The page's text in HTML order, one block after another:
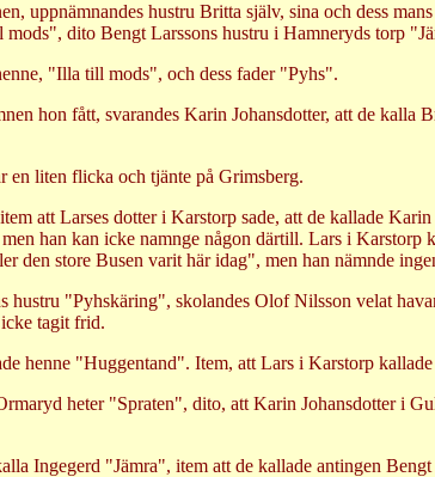
uppnämnandes hustru Britta själv, sina och dess
dito Bengt Larssons hustru i Hamneryds torp
"Illa till mods", och dess fader "Pyhs".
hon fått, svarandes Karin Johansdotter, att de
en liten flicka och tjänte på Grimsberg.
att Larses dotter i Karstorp sade, att de kallade
han kan icke namnge någon därtill. Lars i
den store Busen varit här idag", men han nämnde
"Pyhskäring", skolandes Olof Nilsson velat
tagit frid.
henne "Huggentand". Item, att Lars i Karstorp
heter "Spraten", dito, att Karin Johansdotter i
Ingegerd "Jämra", item att de kallade antingen